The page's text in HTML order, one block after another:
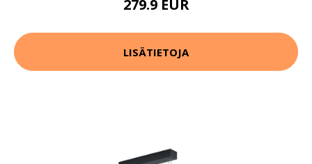
279.9 EUR
LISÄTIETOJA